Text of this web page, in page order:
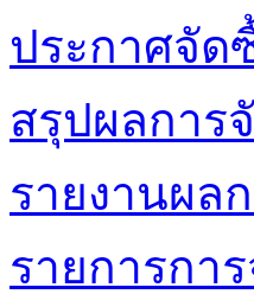
ประกาศจัด
สรุปผลการ
รายงานผล
รายการกา